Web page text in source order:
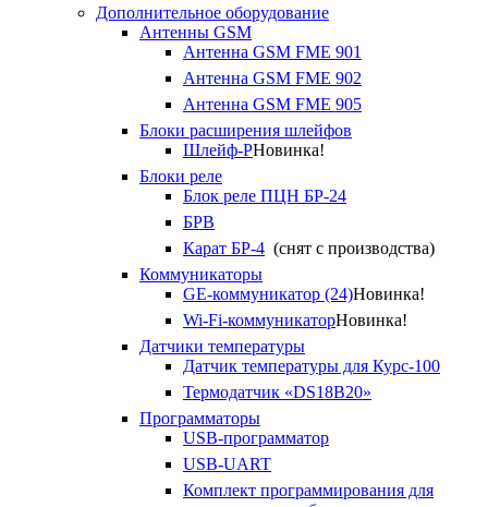
Дополнительное оборудование
Антенны GSM
Антенна GSM FME 901
Антенна GSM FME 902
Антенна GSM FME 905
Блоки расширения шлейфов
Шлейф-РНовинка!
Блоки реле
Блок реле ПЦН БР-24
БРВ
Карат БР-4 (снят с производства)
Коммуникаторы
GE-коммуникатор (24)Новинка!
Wi-Fi-коммуникаторНовинка!
Датчики температуры
Датчик температуры для Курс-100
Термодатчик «DS18B20»
Программаторы
USB-программатор
USB-UART
Комплект программирования для